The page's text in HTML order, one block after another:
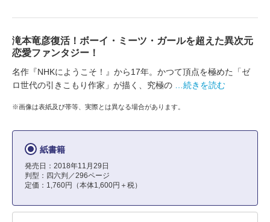
滝本竜彦復活！ボーイ・ミーツ・ガールを超えた異次元
恋愛ファンタジー！
名作『NHKにようこそ！』から17年。かつて頂点を極めた「ゼ
ロ世代の引きこもり作家」が描く、究極の
…続きを読む
※画像は表紙及び帯等、実際とは異なる場合があります。
紙書籍
発売日：2018年11月29日
判型：四六判／296ページ
定価：1,760円（本体1,600円＋税）